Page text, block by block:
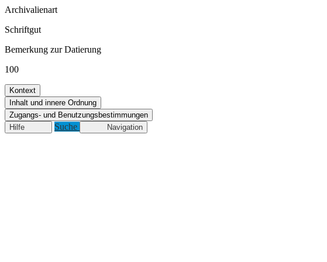
Archivalienart
Schriftgut
Bemerkung zur Datierung
100
Kontext
Inhalt und innere Ordnung
Zugangs- und Benutzungsbestimmungen
Hilfe
Suche Navigation